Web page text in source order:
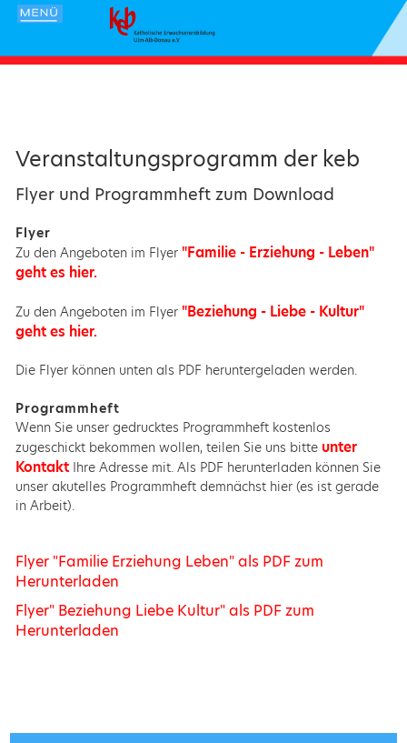
Veranstaltungsprogramm der keb
Flyer und Programmheft zum Download
Flyer
Zu den Angeboten im Flyer "Familie - Erziehung - Leben"
geht es hier.
Zu den Angeboten im Flyer "Beziehung - Liebe - Kultur"
geht es hier.
Die Flyer können unten als PDF heruntergeladen werden.
Programmheft
Wenn Sie unser gedrucktes Programmheft kostenlos
zugeschickt bekommen wollen, teilen Sie uns bitte unter
Kontakt Ihre Adresse mit. Als PDF herunterladen können Sie
unser akutelles Programmheft demnächst hier (es ist gerade
in Arbeit).
Flyer "Familie Erziehung Leben" als PDF zum
Herunterladen
Flyer" Beziehung Liebe Kultur" als PDF zum
Herunterladen